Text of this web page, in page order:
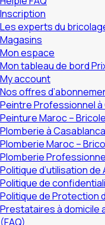
Inscription
Les experts du
Magasins
Mon espace
Mon tableau de bord
My account
Nos offres
Peintre Professionnel à
Peinture Maroc –
Plomberie à
Plomberie Maroc –
Plomberie
Politique d’utilisation de
Politique de
Politique de Protection
Prestataires à domicile
(FAQ)